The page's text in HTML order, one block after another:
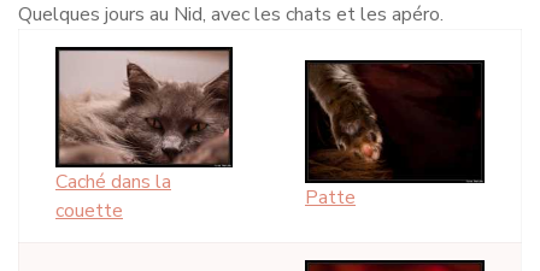
Quelques jours au Nid, avec les chats et les apéro.
Caché dans la
couette
Patte